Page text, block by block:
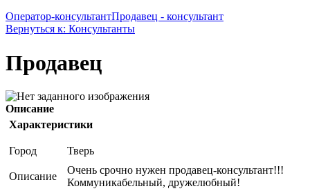
Оператор-консультантПродавец - консультант
Вернуться к: Консультанты
Продавец
Описание
Характеристики
Город Тверь
Описание
Очень срочно нужен продавец-консультант!!!
Коммуникабельный, дружелюбный!